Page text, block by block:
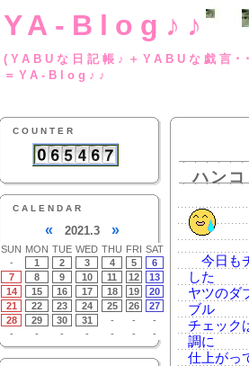
YA-Blog♪♪
(YABUな日記帳♪
＝YA-Blog♪♪
COUNTER
CALENDAR
« 2021.3 »
SUN MON TUE WED THU FRI SAT
-
1 2 3 4 5
6
7
8 9 10 11 12
13
14
15 16 17 18 19
20
21
22 23 24 25 26
27
28
29 30 31 - -
-
-
- - - - - -
ハン
今日も
した
ヤツのダ
ブル
チェック
調に
仕上がっ